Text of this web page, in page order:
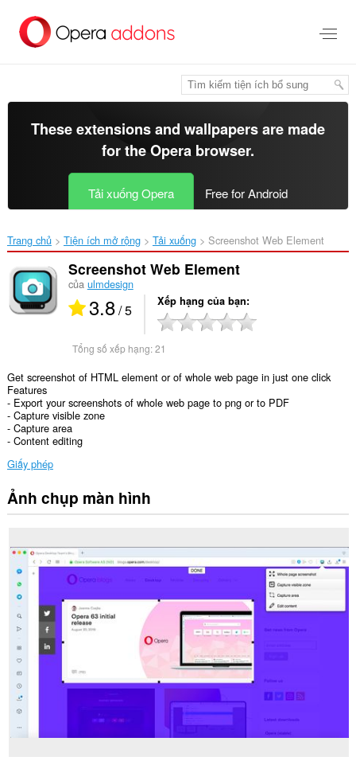
đến
These extensions and wallpapers are made
for theOpera browser.
Tải xuống Opera Free for Android
Trang chủ Tiện ích mở rộng Tải xuống Screenshot Web Element‎
Screenshot Web Element
của ulmdesign
3.8/ 5 Xếp hạng của bạn
Tổng số xếp hạng:21
Get screenshot of HTML element or of whole web page in just one click
Features
- Export your screenshots of whole web page to png or to PDF
- Capture visible zone
- Capture area
- Content editing
Giấy phép
Tiện
ích
này
có
thể
truy
cập
dữ
liệu
bạn
trên
tất
các
trang
web.
Ảnh chụp màn hình